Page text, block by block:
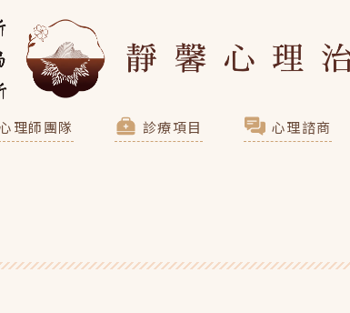
理師團隊 診療項目 心理諮商